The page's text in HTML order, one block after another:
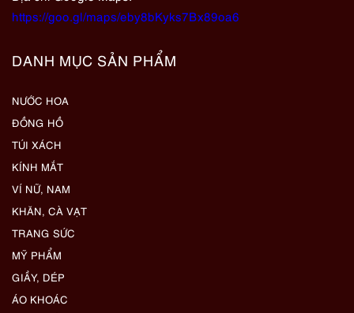
https://goo.gl/maps/eby8bKyks7Bx89oa6
DANH MỤC SẢN PHẨM
NƯỚC HOA
ĐỒNG HỒ
TÚI XÁCH
KÍNH MẮT
VÍ NỮ, NAM
KHĂN, CÀ VẠT
TRANG SỨC
MỸ PHẨM
GIẦY, DÉP
ÁO KHOÁC